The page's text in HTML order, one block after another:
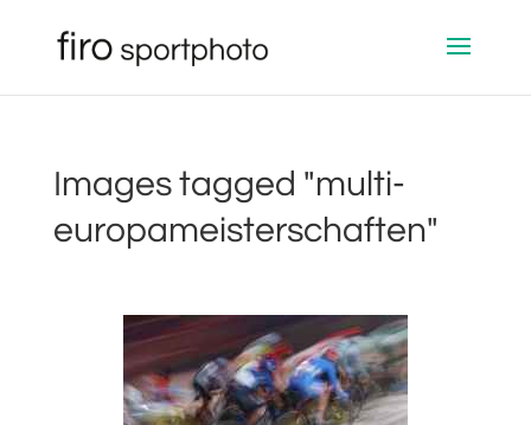
Images tagged "multi-
europameisterschaften"